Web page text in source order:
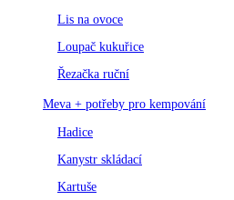
Lis na ovoce
Loupač kukuřice
Řezačka ruční
Meva + potřeby pro kempování
Hadice
Kanystr skládací
Kartuše